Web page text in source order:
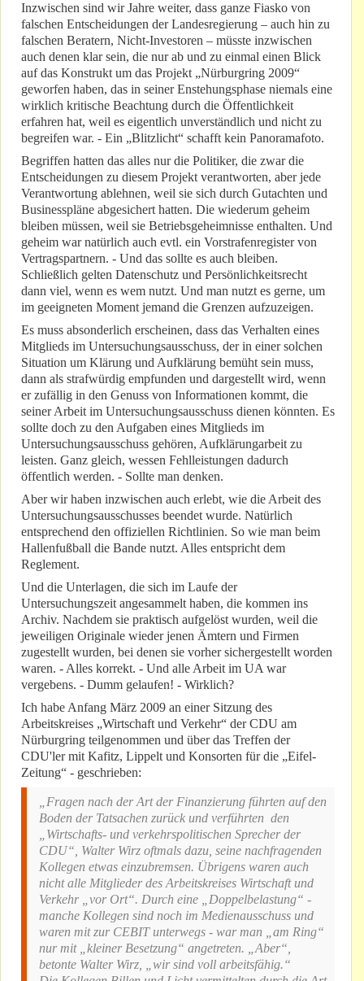
Inzwischen sind wir Jahre weiter, dass ganze Fiasko von
falschen Entscheidungen der Landesregierung – auch hin zu
falschen Beratern, Nicht-Investoren – müsste inzwischen
auch denen klar sein, die nur ab und zu einmal einen Blick
auf das Konstrukt um das Projekt „Nürburgring 2009“
geworfen haben, das in seiner Enstehungsphase niemals eine
wirklich kritische Beachtung durch die Öffentlichkeit
erfahren hat, weil es eigentlich unverständlich und nicht zu
begreifen war. - Ein „Blitzlicht“ schafft kein Panoramafoto.
Begriffen hatten das alles nur die Politiker, die zwar die
Entscheidungen zu diesem Projekt verantworten, aber jede
Verantwortung ablehnen, weil sie sich durch Gutachten und
Businesspläne abgesichert hatten. Die wiederum geheim
bleiben müssen, weil sie Betriebsgeheimnisse enthalten. Und
geheim war natürlich auch evtl. ein Vorstrafenregister von
Vertragspartnern. - Und das sollte es auch bleiben.
Schließlich gelten Datenschutz und Persönlichkeitsrecht
dann viel, wenn es wem nutzt. Und man nutzt es gerne, um
im geeigneten Moment jemand die Grenzen aufzuzeigen.
Es muss absonderlich erscheinen, dass das Verhalten eines
Mitglieds im Untersuchungsausschuss, der in einer solchen
Situation um Klärung und Aufklärung bemüht sein muss,
dann als strafwürdig empfunden und dargestellt wird, wenn
er zufällig in den Genuss von Informationen kommt, die
seiner Arbeit im Untersuchungsausschuss dienen könnten. Es
sollte doch zu den Aufgaben eines Mitglieds im
Untersuchungsausschuss gehören, Aufklärungarbeit zu
leisten. Ganz gleich, wessen Fehlleistungen dadurch
öffentlich werden. - Sollte man denken.
Aber wir haben inzwischen auch erlebt, wie die Arbeit des
Untersuchungsausschusses beendet wurde. Natürlich
entsprechend den offiziellen Richtlinien. So wie man beim
Hallenfußball die Bande nutzt. Alles entspricht dem
Reglement.
Und die Unterlagen, die sich im Laufe der
Untersuchungszeit angesammelt haben, die kommen ins
Archiv. Nachdem sie praktisch aufgelöst wurden, weil die
jeweiligen Originale wieder jenen Ämtern und Firmen
zugestellt wurden, bei denen sie vorher sichergestellt worden
waren. - Alles korrekt. - Und alle Arbeit im UA war
vergebens. - Dumm gelaufen! - Wirklich?
Ich habe Anfang März 2009 an einer Sitzung des
Arbeitskreises „Wirtschaft und Verkehr“ der CDU am
Nürburgring teilgenommen und über das Treffen der
CDU'ler mit Kafitz, Lippelt und Konsorten für die „Eifel-
Zeitung“ - geschrieben:
„Fragen nach der Art der Finanzierung führten auf den
Boden der Tatsachen zurück und verführten den
„Wirtschafts- und verkehrspolitischen Sprecher der
CDU“, Walter Wirz oftmals dazu, seine nachfragenden
Kollegen etwas einzubremsen. Übrigens waren auch
nicht alle Mitglieder des Arbeitskreises Wirtschaft und
Verkehr „vor Ort“. Durch eine „Doppelbelastung“ -
manche Kollegen sind noch im Medienausschuss und
waren mit zur CEBIT unterwegs - war man „am Ring“
nur mit „kleiner Besetzung“ angetreten. „Aber“,
betonte Walter Wirz, „wir sind voll arbeitsfähig.“